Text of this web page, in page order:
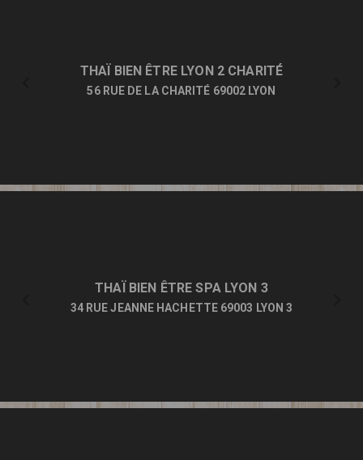
THAÏ BIEN ÊTRE LYON 2 CHARITÉ
56 RUE DE LA CHARITÉ 69002 LYON
THAÏ BIEN ÊTRE SPA LYON 3
34 RUE JEANNE HACHETTE 69003 LYON 3